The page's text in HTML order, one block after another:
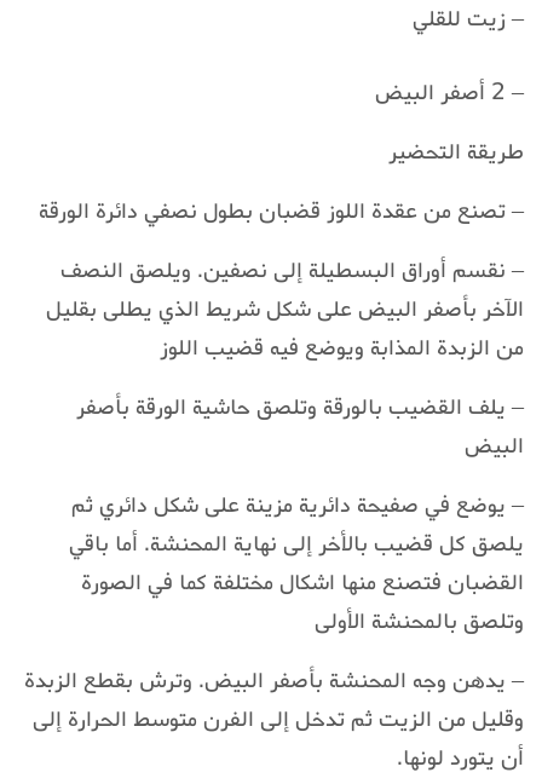
– زيت للقلي
– 2 أصفر البيض
طريقة التحضير
– تصنع من عقدة اللوز قضبان بطول نصفي دائرة الورقة
– نقسم أوراق البسطيلة إلى نصفين. ويلصق النصف
الآخر بأصفر البيض على شكل شريط الذي يطلى بقليل
من الزبدة المذابة ويوضع فيه قضيب اللوز
– يلف القضيب بالورقة وتلصق حاشية الورقة بأصفر
البيض
– يوضع في صفيحة دائرية مزينة على شكل دائري ثم
يلصق كل قضيب بالأخر إلى نهاية المحنشة. أما باقي
القضبان فتصنع منها اشكال مختلفة كما في الصورة
وتلصق بالمحنشة الأولى
– يدهن وجه المحنشة بأصفر البيض. وترش بقطع الزبدة
وقليل من الزيت ثم تدخل إلى الفرن متوسط الحرارة إلى
أن يتورد لونها.